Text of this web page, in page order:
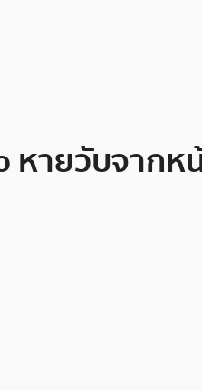
หายวับจากห